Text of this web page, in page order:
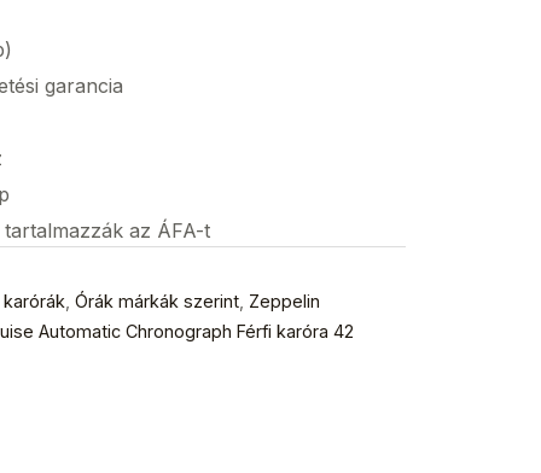
garancia
az ÁFA-t
karórák Órák márkák szerint Zeppelin
Automatic Chronograph Férfi karóra 42